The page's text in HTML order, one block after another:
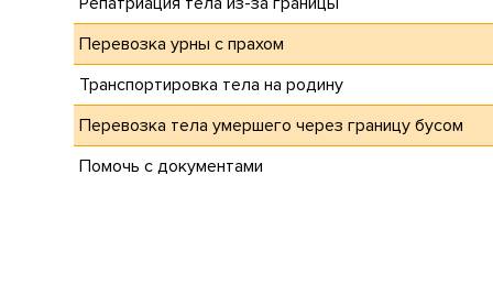
Перевозка урны с прахом
Транспортировка тела на родину
Перевозка тела умершего через границу бусом
Помочь с документами